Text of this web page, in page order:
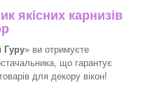
якісних карнизів
Гуру» ви отримуєте
що гарантує
для декору вікон!​